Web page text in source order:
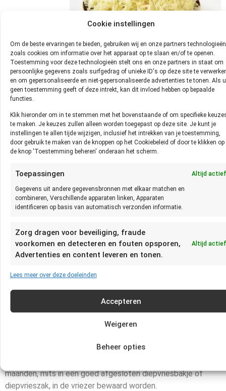
Cookie instellingen
Om de beste ervaringen te bieden, gebruiken wij en onze partners technologieën
zoals cookies om informatie over het apparaat op te slaan en/of te openen.
Toestemming voor deze technologieën stelt ons en onze partners in staat om
persoonlijke gegevens zoals surfgedrag of unieke ID's op deze site te
en om gepersonaliseerde en niet-gepersonaliseerde advertenties te tonen. Als u
geen toestemming geeft of deze intrekt, kan dit invloed hebben op bepaalde
functies.
Klik hieronder om in te stemmen met het bovenstaande of om specifieke
te maken. Je keuzes zullen alleen worden toegepast op deze site. Je kunt je
instellingen te allen tijde wijzigen, inclusief het intrekken van je toestemming,
door gebruik te maken van de knoppen op het Cookiebeleid of door te klikken op
de knop 'Toestemming beheren' onderaan het scherm.
Toepassingen Altijd actief
Gegevens uit andere gegevensbronnen met elkaar matchen en
combineren, Verschillende apparaten linken, Apparaten
identificeren op basis van automatisch verzonden informatie.
Zorg dragen voor beveiliging, fraude
voorkomen en detecteren en fouten opsporen,
Advertenties en content leveren en tonen.
Altijd actief
Lees meer over deze doeleinden
Accepteren
Weigeren
Beheer opties
vaststellen of Zuurkool niet meer
goed is?
Je kunt het beste vaststellen of Zuurkool niet meer goed is
door te zien, ruiken en proeven. Als de Zuurkool beschimmeld
is dient zij weggegooid te worden.
Hoe lang kun je Zuurkool
bewaren?
Op een droge, koele plaats kan voorverpakte zuurkool tot
enkele maanden bewaard worden.
Hoe lang kun je zuurkool bewaren in de koelkast?
In de koelkast kan Zuurkool uit het vat tot 5 dagen bewaard
worden.
Hoe lang kun je zuurkool in de vriezer bewaren?
In de diepvries kan Zuurkool uit het vat, mits vooraf kort
geblancheerd, tot 1 jaar bewaard worden.
Hoe lang kun je zuurkool in een gerecht bewaren?
Gekookte Zuurkool (stamppot) kan 1 tot 2 dagen, in een
goed afgesloten bakje, in de koelkast bewaard worden.
maanden, mits in een goed afgesloten diepvriesbakje of
diepvrieszak, in de vriezer bewaard worden.